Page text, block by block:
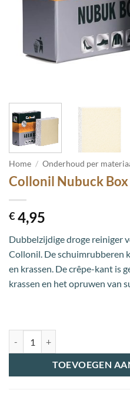
Home / Onderhoud per
Collonil Nubuck Box
€ 4,95
Dubbelzijdige droge reiniger
Collonil. De schuimrubberen
en krassen. De crêpe-kant is
krassen en het opruwen van
TOEVOEGEN